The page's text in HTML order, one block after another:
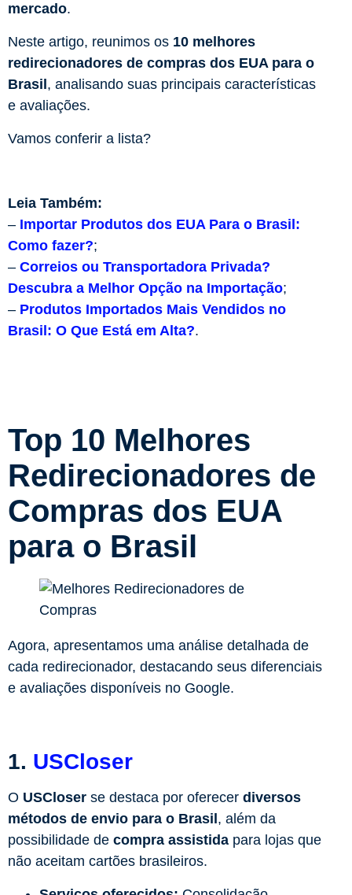
mercado.
Neste artigo, reunimos os 10 melhores
redirecionadores de compras dos EUA para o
Brasil , analisando suas principais características
e avaliações.
Vamos conferir a lista?
Leia Também:
– Importar Produtos dos EUA Para o Brasil:
Como fazer?;
– Correios ou Transportadora Privada?
Descubra a Melhor Opção na Importação;
– Produtos Importados Mais Vendidos no
Brasil: O Que Está em Alta?.
Top 10 Melhores
Redirecionadores de
Compras dos EUA
para o Brasil
Agora, apresentamos uma análise detalhada de
cada redirecionador, destacando seus diferenciais
e avaliações disponíveis no Google.
1. USCloser
O USCloser se destaca por oferecer diversos
métodos de envio para o Brasil , além da
possibilidade de compra assistida para lojas que
não aceitam cartões brasileiros.